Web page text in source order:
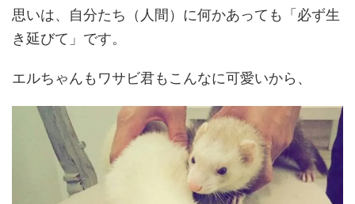
思いは、自分たち（人間）に何かあっても「必ず生
き延びて」です。
エルちゃんもワサビ君もこんなに可愛いから、